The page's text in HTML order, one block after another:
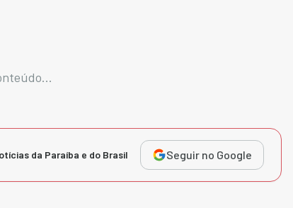
da Paraíba e do Brasil Seguir no Google